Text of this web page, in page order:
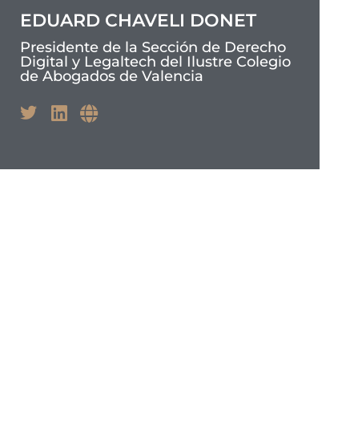
EDUARD CHAVELI DONET
Presidente de la Sección de Derecho
Digital y Legaltech del Ilustre Colegio
de Abogados de Valencia